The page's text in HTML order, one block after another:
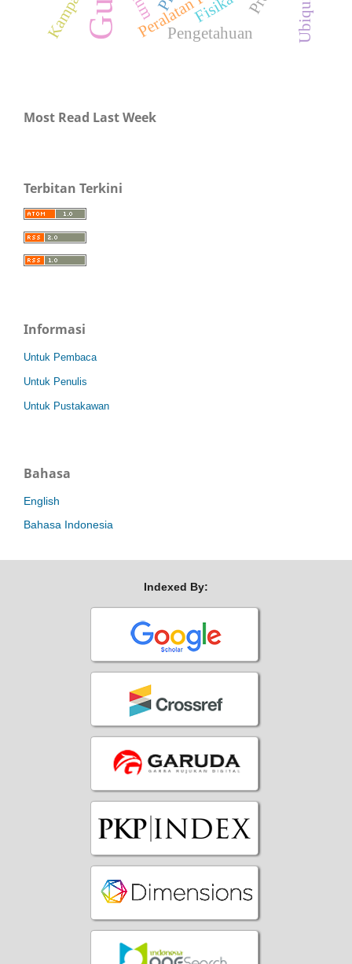
Pengetahuan
Most Read Last Week
Terbitan Terkini
Informasi
Untuk Pembaca
Untuk Penulis
Untuk Pustakawan
Bahasa
English
Bahasa Indonesia
Indexed By: